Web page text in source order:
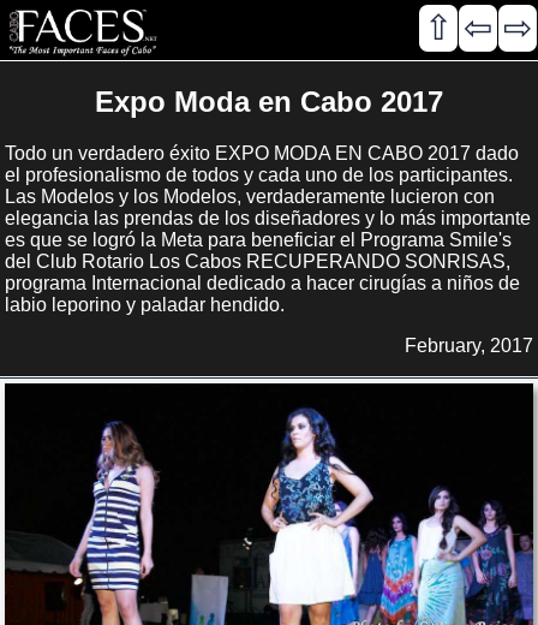
⇧ ⇦ ⇨
Expo Moda en Cabo 2017
Todo un verdadero éxito EXPO MODA EN CABO 2017 dado
el profesionalismo de todos y cada uno de los participantes.
Las Modelos y los Modelos, verdaderamente lucieron con
elegancia las prendas de los diseñadores y lo más importante
es que se logró la Meta para beneficiar el Programa Smile's
del Club Rotario Los Cabos RECUPERANDO SONRISAS,
programa Internacional dedicado a hacer cirugías a niños de
labio leporino y paladar hendido.
February, 2017